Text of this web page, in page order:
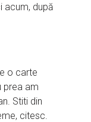
acum, după
o carte
prea am
Stiti din
citesc.